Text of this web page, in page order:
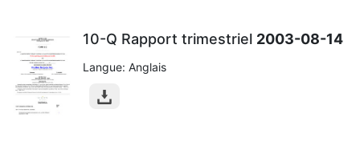
10-Q Rapport trimestriel 2003-08-14
Langue: Anglais